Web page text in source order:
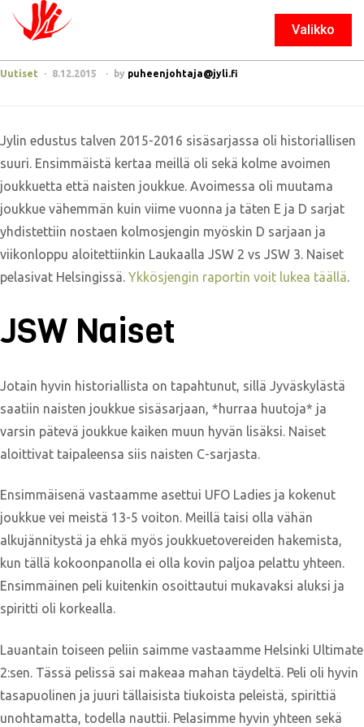
Valikko
Sulje
Uutiset 8.12.2015 by puheenjohtaja@jyli.fi
Jylin edustus talven 2015-2016 sisäsarjassa oli historiallisen
suuri. Ensimmäistä kertaa meillä oli sekä kolme avoimen
joukkuetta että naisten joukkue. Avoimessa oli muutama
joukkue vähemmän kuin viime vuonna ja täten E ja D sarjat
yhdistettiin nostaen kolmosjengin myöskin D sarjaan ja
viikonloppu aloitettiinkin Laukaalla JSW 2 vs JSW 3. Naiset
pelasivat Helsingissä. Ykkösjengin raportin voit lukea täällä.
JSW Naiset
Jotain hyvin historiallista on tapahtunut, sillä Jyväskylästä
saatiin naisten joukkue sisäsarjaan, *hurraa huutoja* ja
varsin pätevä joukkue kaiken muun hyvän lisäksi. Naiset
aloittivat taipaleensa siis naisten C-sarjasta.
Ensimmäisenä vastaamme asettui UFO Ladies ja kokenut
joukkue vei meistä 13-5 voiton. Meillä taisi olla vähän
alkujännitystä ja ehkä myös joukkuetovereiden hakemista,
kun tällä kokoonpanolla ei olla kovin paljoa pelattu yhteen.
Ensimmäinen peli kuitenkin osoittautui mukavaksi aluksi ja
spiritti oli korkealla.
Lauantain toiseen peliin saimme vastaamme Helsinki Ultimate
2:sen. Tässä pelissä sai makeaa mahan täydeltä. Peli oli hyvin
tasapuolinen ja juuri tällaisista tiukoista peleistä, spirittiä
unohtamatta, todella nauttii. Pelasimme hyvin yhteen sekä